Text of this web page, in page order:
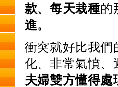
款、每天栽種的
進。
衝突就好比我們
化、非常氣憤、
夫婦雙方懂得處